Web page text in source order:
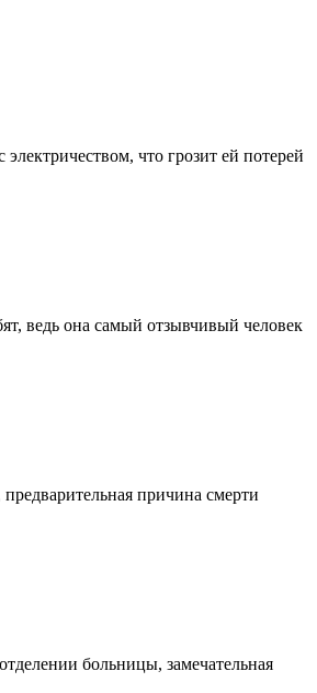
что грозит ей потерей
ведь она самый отзывчивый человек
причина смерти
больницы, замечательная